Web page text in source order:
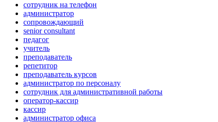
сотрудник на телефон
администратор
сопровождающий
senior consultant
педагог
учитель
преподаватель
репетитор
преподаватель курсов
администратор по персоналу
сотрудник для административной работы
оператор-кассир
кассир
администратор офиса